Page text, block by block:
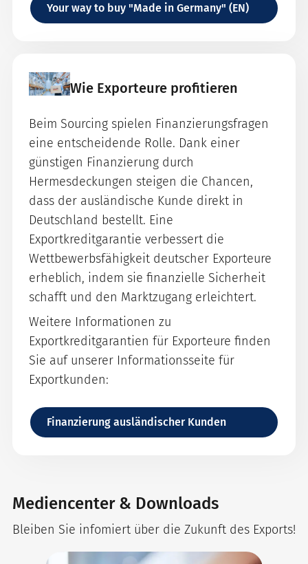
Your way to buy "Made in Germany" (EN)
Wie Exporteure profitieren
Beim Sourcing spielen Finanzierungsfragen
eine entscheidende Rolle. Dank einer
günstigen Finanzierung durch
Hermesdeckungen steigen die Chancen,
dass der ausländische Kunde direkt in
Deutschland bestellt. Eine
Exportkreditgarantie verbessert die
Wettbewerbsfähigkeit deutscher Exporteure
erheblich, indem sie finanzielle Sicherheit
schafft und den Marktzugang erleichtert.
Weitere Informationen zu
Exportkreditgarantien für Exporteure finden
Sie auf unserer Informationsseite für
Exportkunden:
Finanzierung ausländischer Kunden
Mediencenter & Downloads
Bleiben Sie infomiert über die Zukunft des Exports!